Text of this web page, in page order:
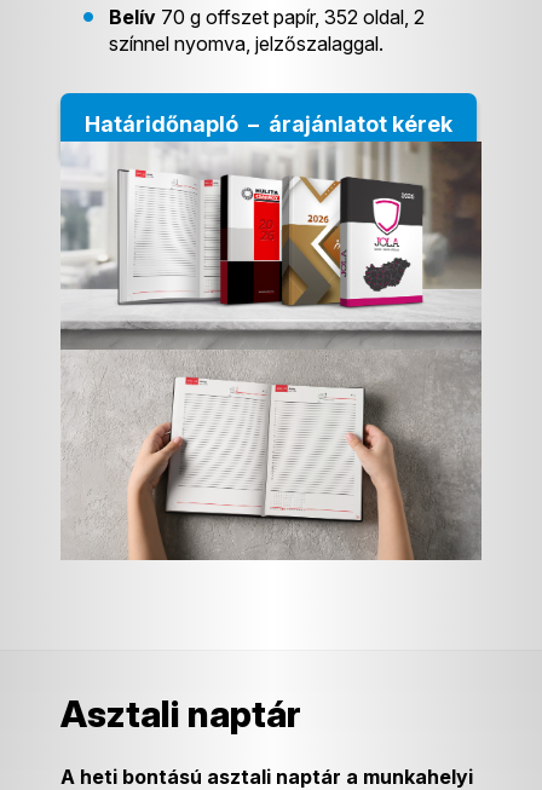
Belív 70 g offszet papír, 352 oldal, 2
színnel nyomva, jelzőszalaggal.
Határidőnapló – árajánlatot kérek
Asztali naptár
A heti bontású asztali naptár a munkahelyi